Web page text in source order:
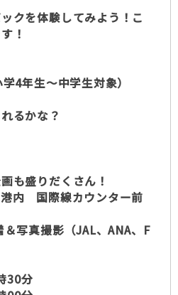
クを体験してみよう！こ
！
年生～中学生対象）
るかな？
も盛りだくさん！
港内 国際線カウンター前
写真撮影（JAL、ANA、F
30分